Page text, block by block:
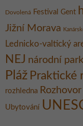
Dovolená Festival Gent
Jižní Morava
Lednicko-valtický
NEJ národní park
Pláž Praktické
rozhledna Rozhovor
Ubytování